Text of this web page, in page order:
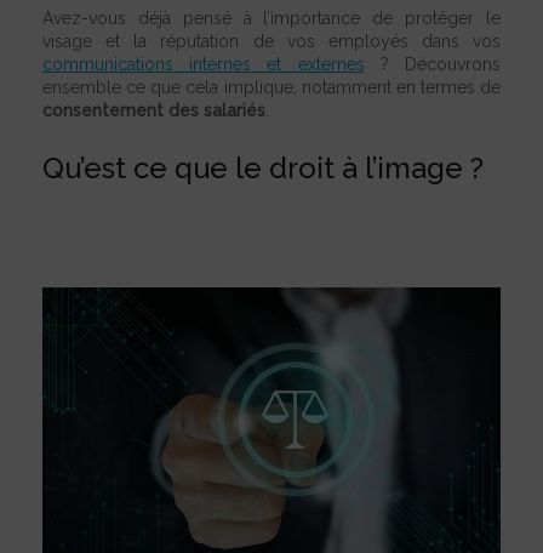
Avez-vous déjà pensé à l’importance de protéger le
visage et la réputation de vos employés dans vos
communications internes et externes ? Découvrons
ensemble ce que cela implique, notamment en termes de
consentement des salariés.
Qu’est ce que le droit à l’image ?